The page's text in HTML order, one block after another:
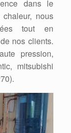
dans le
nous
tout en
nos clients.
pression,
mitsubishi